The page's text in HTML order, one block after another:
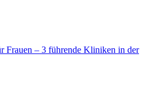
Frauen – 3 führende Kliniken in der